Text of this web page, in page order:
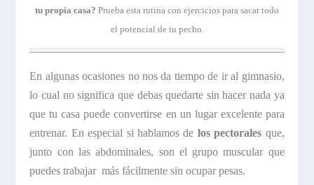
tu propia casa? Prueba esta rutina con ejercicios para sacar todo
el potencial de tu pecho.
En algunas ocasiones no nos da tiempo de ir al gimnasio,
lo cual no significa que debas quedarte sin hacer nada ya
que tu casa puede convertirse en un lugar excelente para
entrenar. En especial si hablamos de los pectorales que,
junto con las abdominales, son el grupo muscular que
puedes trabajar más fácilmente sin ocupar pesas.